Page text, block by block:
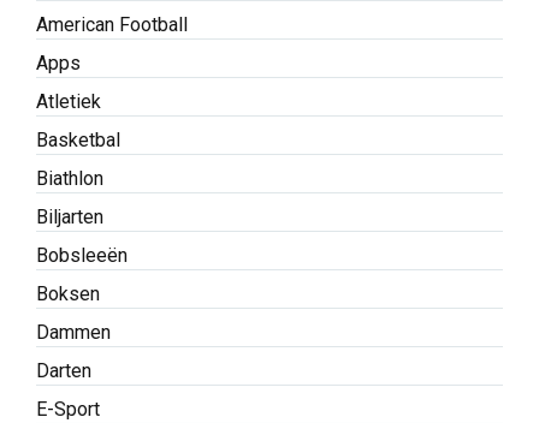
American Football
Apps
Atletiek
Basketbal
Biathlon
Biljarten
Bobsleeën
Boksen
Dammen
Darten
E-Sport